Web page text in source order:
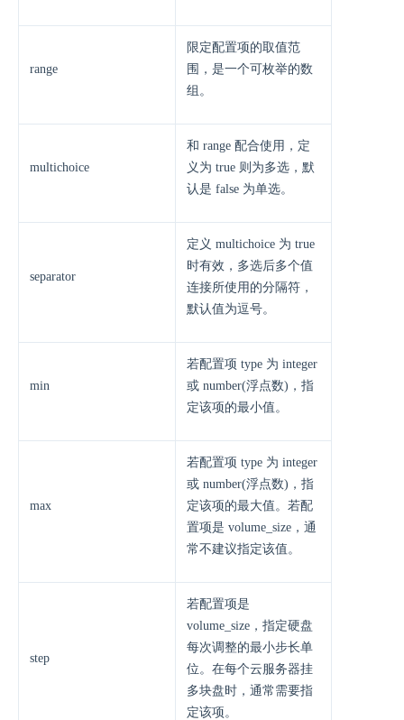
range
限定配置项的取值范
围，是一个可枚举的数
组。
multichoice
和 range 配合使用，定
义为 true 则为多选，默
认是 false 为单选。
separator
定义 multichoice 为 true
时有效，多选后多个值
连接所使用的分隔符，
默认值为逗号。
min
若配置项 type 为 integer
或 number(浮点数)，指
定该项的最小值。
max
若配置项 type 为 integer
或 number(浮点数)，指
定该项的最大值。若配
置项是 volume_size，通
常不建议指定该值。
step
若配置项是
volume_size，指定硬盘
每次调整的最小步长单
位。在每个云服务器挂
多块盘时，通常需要指
定该项。